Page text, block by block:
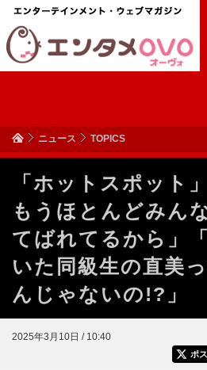
ニュース TOPICS
「ホットスポット
もうほとんどみん
てばれてるから」
いた同級生の直美
んじゃないの!?」
2025年3月10日 / 10:40
ポ